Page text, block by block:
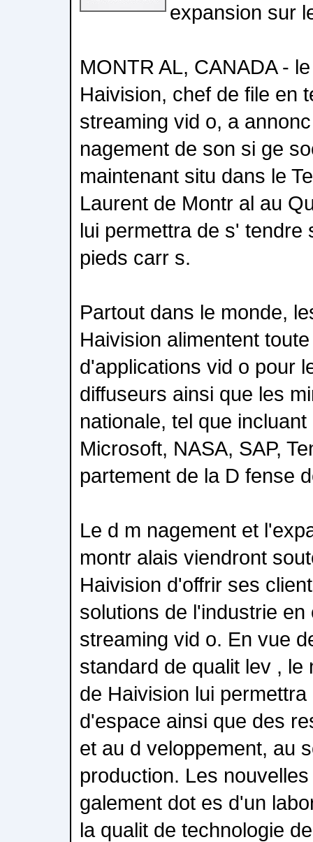
expansion sur
MONTR AL, CANADA -
Haivision, chef de file en
streaming vid o, a
nagement de son si ge
maintenant situ dans le
Laurent de Montr al au
lui permettra de s' tendre
pieds carr s.
Partout dans le monde,
Haivision alimentent
d'applications vid o pour
diffuseurs ainsi que les
nationale, tel que
Microsoft, NASA, SAP,
partement de la D fense
Le d m nagement et
montr alais viendront
Haivision d'offrir ses
solutions de l'industrie en
streaming vid o. En vue
standard de qualit lev , le
de Haivision lui
d'espace ainsi que des
et au d veloppement, au
production. Les
galement dot es d'un
la qualit de technologie